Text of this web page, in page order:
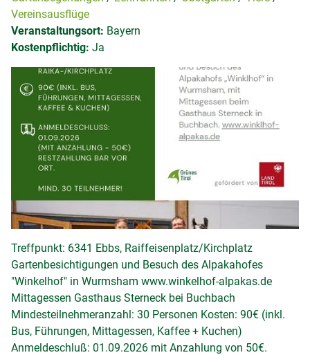
Vereinsausflüge
Veranstaltungsort: Bayern
Kostenpflichtig: Ja
Treffpunkt: 6341 Ebbs, Raiffeisenplatz/Kirchplatz
Gartenbesichtigungen und Besuch des Alpakahofes
"Winkelhof" in Wurmsham www.winkelhof-alpakas.de
Mittagessen Gasthaus Sterneck bei Buchbach
Mindesteilnehmeranzahl: 30 Personen Kosten: 90€ (inkl.
Bus, Führungen, Mittagessen, Kaffee + Kuchen)
Anmeldeschluß: 01.09.2026 mit Anzahlung von 50€.